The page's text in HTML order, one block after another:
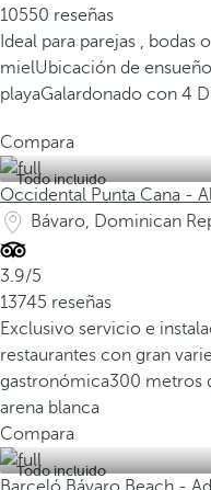
10550 reseñas
Ideal para parejas , bodas
mielUbicación de
playaGalardonado con 4
Compara
Todo incluido
Occidental Punta Cana -
Bávaro, Dominican
3.9/5
13745 reseñas
Exclusivo servicio e
restaurantes con gran
gastronómica300 metros
arena blanca
Compara
Todo incluido